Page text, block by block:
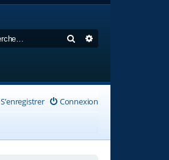
Rechercher
Connexion
S’enregistrer